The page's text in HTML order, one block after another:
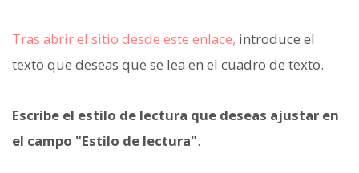
Tras abrir el sitio desde este enlace, introduce el
texto que deseas que se lea en el cuadro de texto.
Escribe el estilo de lectura que deseas ajustar en
el campo "Estilo de lectura".